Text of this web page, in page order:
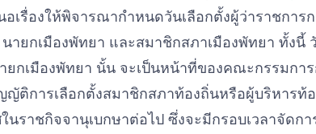
เรื่องให้พิจารณากำหนดวันเลือกตั้งผู้ว่าราชการ
ายกเมืองพัทยา และสมาชิกสภาเมืองพัทยา ทั้งนี้
ยกเมืองพัทยา นั้น จะเป็นหน้าที่ของคณะกรรมการ
ติการเลือกตั้งสมาชิกสภาท้องถิ่นหรือผู้บริหารท้
นราชกิจจานุเบกษาต่อไป ซึ่งจะมีกรอบเวลาจัดก